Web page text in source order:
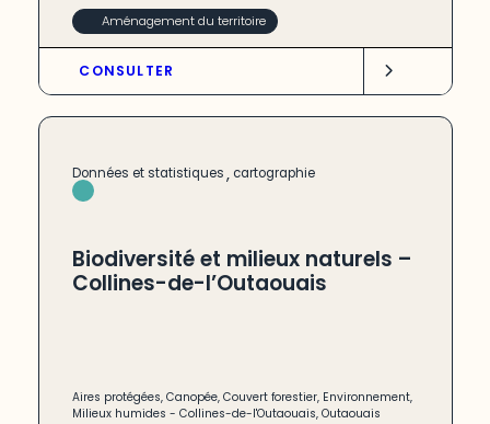
Aménagement du territoire
CONSULTER
Données et statistiques, cartographie
Biodiversité et milieux naturels –
Collines-de-l’Outaouais
Aires protégées,Canopée,Couvert forestier, Environnement,
Milieux humides -Collines-de-l'Outaouais,Outaouais